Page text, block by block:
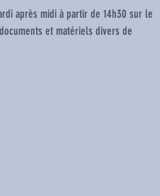
après midi à partir de 14h30 sur le
et matériels divers de